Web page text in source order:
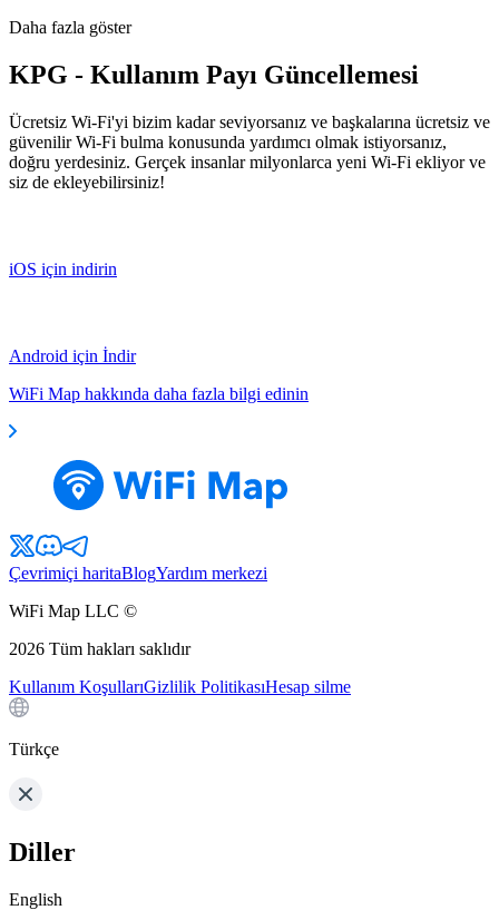
Daha fazla göster
KPG - Kullanım Payı Güncellemesi
Ücretsiz Wi-Fi'yi bizim kadar seviyorsanız ve başkalarına ücretsiz ve
güvenilir Wi-Fi bulma konusunda yardımcı olmak istiyorsanız,
doğru yerdesiniz. Gerçek insanlar milyonlarca yeni Wi-Fi ekliyor ve
siz de ekleyebilirsiniz!
iOS için indirin
Android için İndir
WiFi Map hakkında daha fazla bilgi edinin
Çevrimiçi haritaBlogYardım merkezi
WiFi Map LLC ©
2026 Tüm hakları saklıdır
Kullanım KoşullarıGizlilik PolitikasıHesap silme
Türkçe
Diller
English